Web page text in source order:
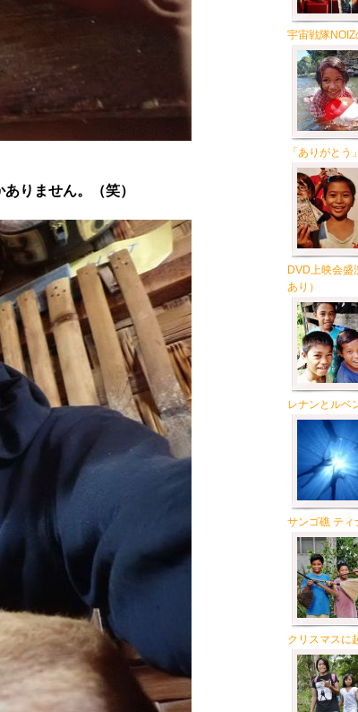
りません。（笑）
宇宙戦隊NOIZ
「ありがと
DVD上映会盛
あり）
レナンとルベ
サンゴ礁 ティ
クリスマスに